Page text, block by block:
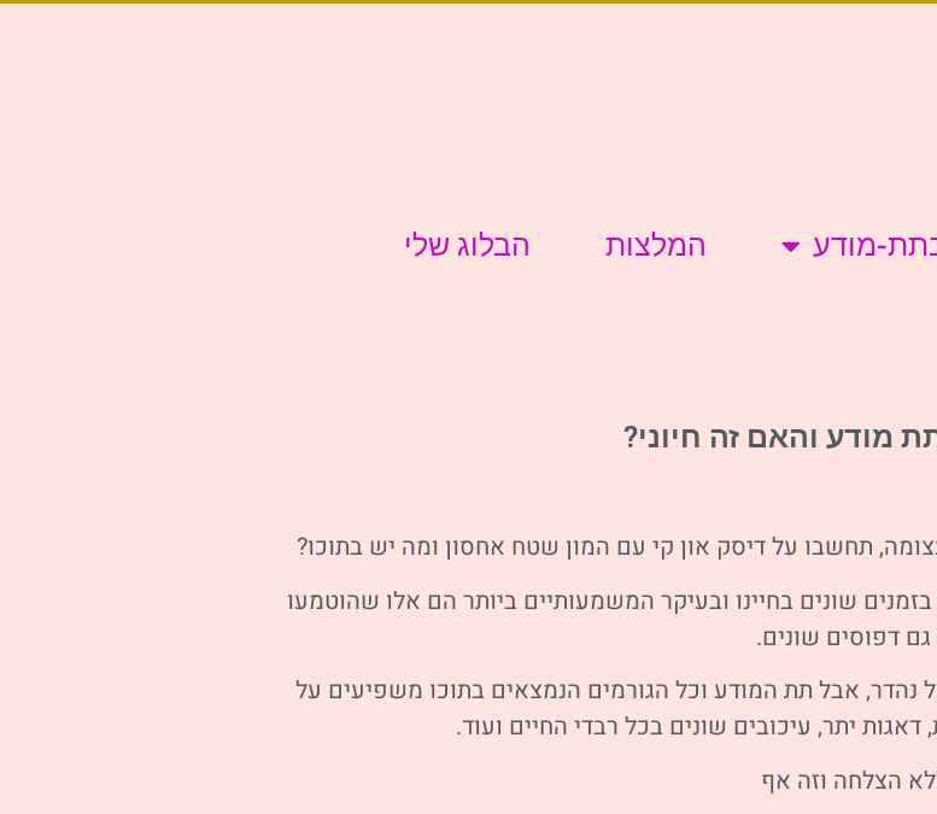
מודע המלצות הבלוג שלי
מודע והאם זה חיוני?
תחשבו על דיסק און קי עם המון שטח אחסון ומה יש בתוכו?
שונים בחיינו ובעיקר המשמעותיים ביותר הם אלו שהוטמעו
גם דפוסים שונים.
נהדר, אבל תת המודע וכל הגורמים הנמצאים בתוכו משפיעים על
יתר, עיכובים שונים בכל רבדי החיים ועוד.
הצלחה וזה אף